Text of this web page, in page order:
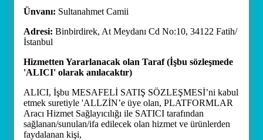
Ünvanı: Sultanahmet Camii
Adresi: Binbirdirek, At Meydanı Cd No:10, 34122 Fatih/
İstanbul
Hizmetten Yararlanacak olan Taraf (İşbu sözleşmede
'ALICI' olarak anılacaktır)
ALICI, İşbu MESAFELİ SATIŞ SÖZLEŞMESİ’ni kabul
etmek suretiyle 'ALLZİN’e üye olan, PLATFORMLAR
Aracı Hizmet Sağlayıcılığı ile SATICI tarafından
sağlanan/sunulan/ifa edilecek olan hizmet ve ürünlerden
faydalanan kişi,